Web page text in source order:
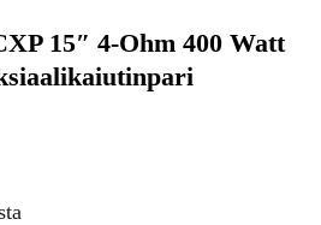
15″ 4-Ohm 400 Watt